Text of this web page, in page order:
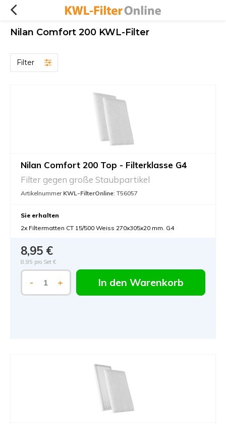
Nilan Comfort 200 KWL-Filter
Filter
Nilan Comfort 200 Top - Filterklasse G4
Filter gegen große Staubpartikel
Artikelnummer KWL-FilterOnline: T56057
Sie erhalten
2x Filtermatten CT 15/500 Weiss 270x305x20 mm. G4
8,95 €
8,95 pro Set €
- + In den Warenkorb